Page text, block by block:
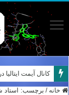
کانال آیمت
خانه / برچسب: